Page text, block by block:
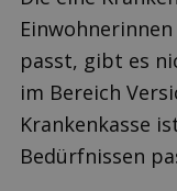
passt, gibt es
im Bereich
Krankenkasse
Bedürfnissen